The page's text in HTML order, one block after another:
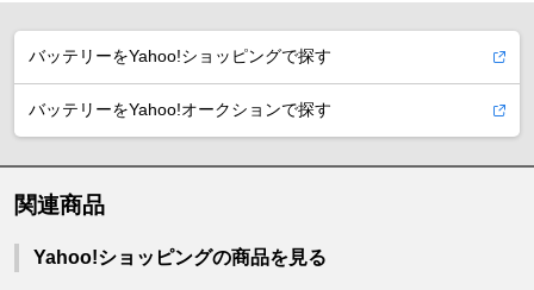
バッテリーをYahoo!ショッピングで探す
バッテリーをYahoo!オークションで探す
関連商品
Yahoo!ショッピングの商品を見る